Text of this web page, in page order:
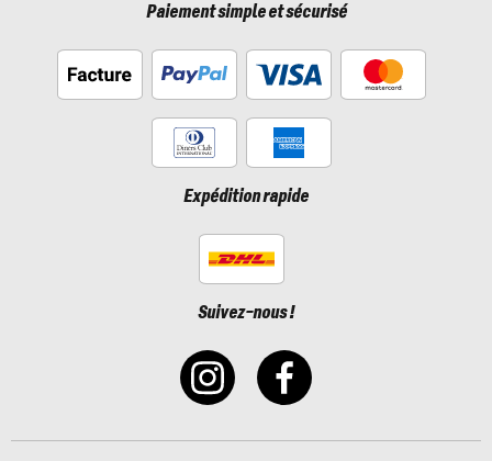
Paiement simple et sécurisé
Expédition rapide
Suivez-nous !